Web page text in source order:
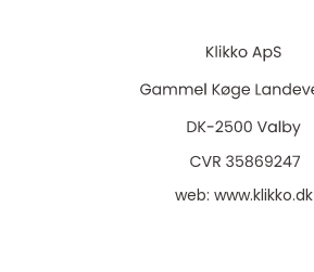
web: www.klikko.dk